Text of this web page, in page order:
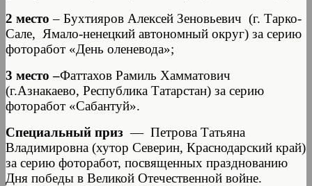
2 место– Бухтияров Алексей Зеновьевич (г. Тарко-
Сале, Ямало-ненецкий автономный округ) за серию
фоторабот «День оленевода»;
3 место –Фаттахов Рамиль Хамматович
(г.Азнакаево, Республика Татарстан) за серию
фоторабот «Сабантуй».
Cпециальный приз — Петрова Татьяна
Владимировна (хутор Северин, Краснодарский край)
за серию фоторабот, посвященных празднованию
Дня победы в Великой Отечественной войне.